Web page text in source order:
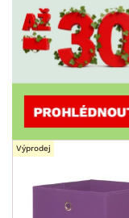
Výprodej